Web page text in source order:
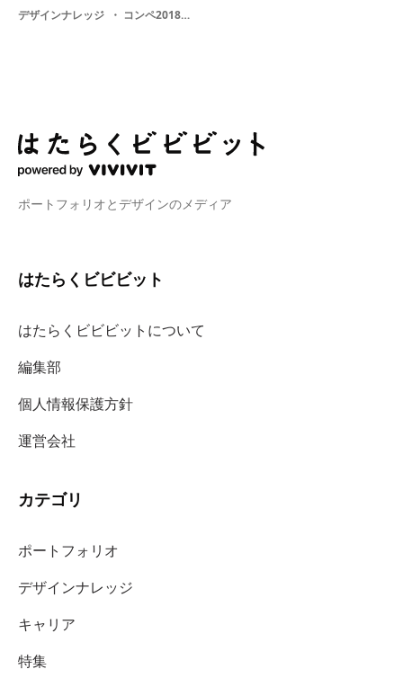
デザインナレッジ コンペ2018・ グラフィックデザイン・ 学生・ プロダクトデザイン・ デザイン・ 就活
ポートフォリオとデザインのメディア
はたらくビビビット
はたらくビビビットについて
編集部
個人情報保護方針
運営会社
カテゴリ
ポートフォリオ
デザインナレッジ
キャリア
特集